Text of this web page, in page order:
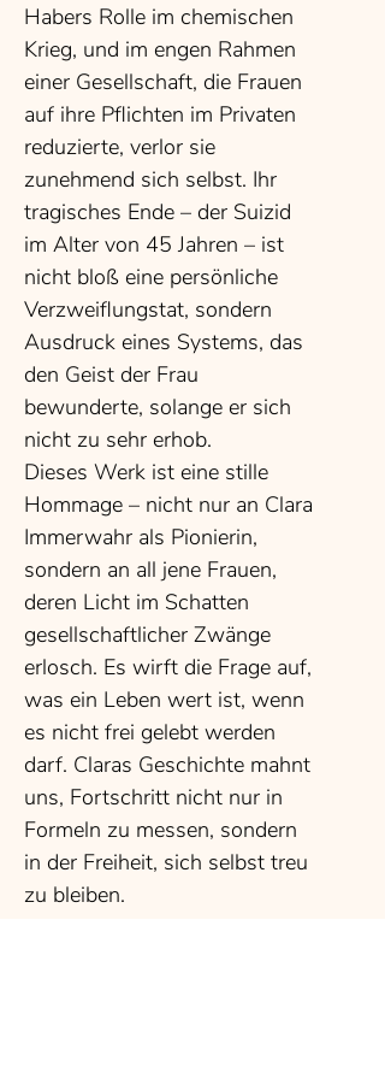
Habers Rolle im chemischen
Krieg, und im engen Rahmen
einer Gesellschaft, die Frauen
auf ihre Pflichten im Privaten
reduzierte, verlor sie
zunehmend sich selbst. Ihr
tragisches Ende – der Suizid
im Alter von 45 Jahren – ist
nicht bloß eine persönliche
Verzweiflungstat, sondern
Ausdruck eines Systems, das
den Geist der Frau
bewunderte, solange er sich
nicht zu sehr erhob.
Dieses Werk ist eine stille
Hommage – nicht nur an Clara
Immerwahr als Pionierin,
sondern an all jene Frauen,
deren Licht im Schatten
gesellschaftlicher Zwänge
erlosch. Es wirft die Frage auf,
was ein Leben wert ist, wenn
es nicht frei gelebt werden
darf. Claras Geschichte mahnt
uns, Fortschritt nicht nur in
Formeln zu messen, sondern
in der Freiheit, sich selbst treu
zu bleiben.